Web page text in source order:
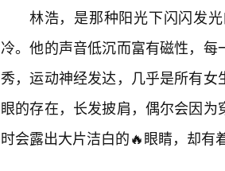
林浩，是那种阳光下闪闪发
冷。他的声音低沉而富有磁性，
秀，运动神经发达，几乎是所有
眼的存在，长发披肩，偶尔会因
时会露出大片洁白的🔥眼睛，却有